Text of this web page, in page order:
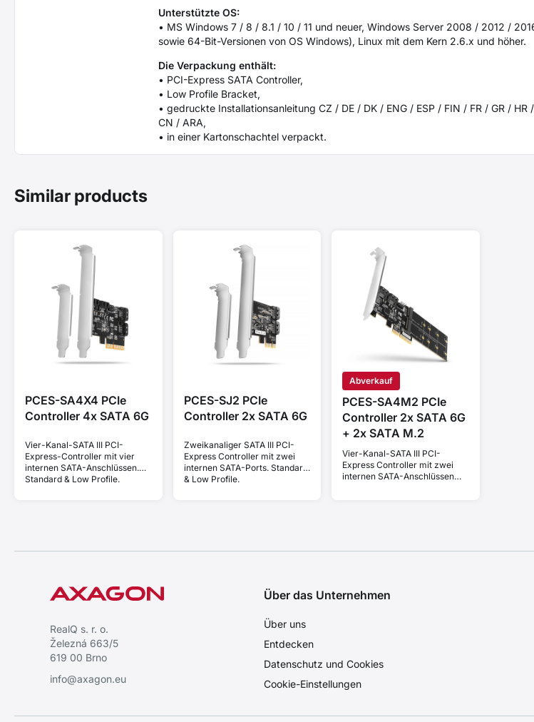
Unterstützte OS:
• MS Windows 7 / 8 / 8.1 / 10 / 11 und neuer, Windows Server 2008 / 2012 /
sowie 64-Bit-Versionen von OS Windows), Linux mit dem Kern 2.6.x und höher.
Die Verpackung enthält:
• PCI-Express SATA Controller,
• Low Profile Bracket,
• gedruckte Installationsanleitung CZ / DE / DK / ENG / ESP / FIN / FR / GR /
CN / ARA,
• in einer Kartonschachtel verpackt.
Similar products
PCES-SA4X4 PCIe
Controller 4x SATA 6G
Vier-Kanal-SATA III PCI-
Express-Controller mit vier
internen SATA-Anschlüssen.
Standard & Low Profile.
PCES-SJ2 PCIe
Controller 2x SATA 6G
Zweikanaliger SATA III PCI-
Express Controller mit zwei
internen SATA-Ports. Standard
& Low Profile.
Abverkauf
PCES-SA4M2 PCIe
Controller 2x SATA 6G
+ 2x SATA M.2
Vier-Kanal-SATA III PCI-
Express Controller mit zwei
internen SATA-Anschlüssen
RealQ s. r. o.
Železná 663/5
619 00 Brno
info@axagon.eu
Über das Unternehmen
Über uns
Entdecken
Datenschutz und Cookies
Cookie-Einstellungen